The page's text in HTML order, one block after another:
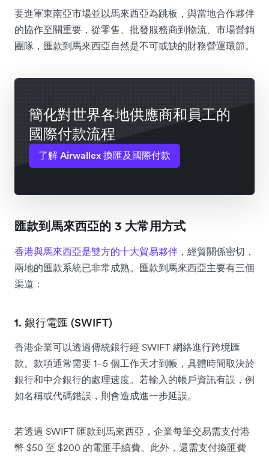
要進軍東南亞市場並以馬來西亞為跳板，與當地合作夥伴
的協作至關重要，從零售、批發服務商到物流、市場營銷
團隊，匯款到馬來西亞自然是不可或缺的財務營運環節。
簡化對世界各地供應商和員工的
國際付款流程
了解 Airwallex 換匯及國際付款
匯款到馬來西亞的 3 大常用方式
香港與馬來西亞是雙方的十大貿易夥伴 ，經貿關係密切，
兩地的匯款系統已非常成熟。匯款到馬來西亞主要有三個
渠道：
1. 銀行電匯 (SWIFT)
香港企業可以透過傳統銀行經 SWIFT 網絡進行跨境匯
款。款項通常需要 1–5 個工作天才到帳，具體時間取決於
銀行和中介銀行的處理速度。若輸入的帳戶資訊有誤，例
如名稱或代碼錯誤，則會造成進一步延誤。
若透過 SWIFT 匯款到馬來西亞，企業每筆交易需支付港
幣 $50 至 $200 的電匯手續費。此外，還需支付換匯費